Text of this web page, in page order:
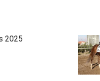
2025